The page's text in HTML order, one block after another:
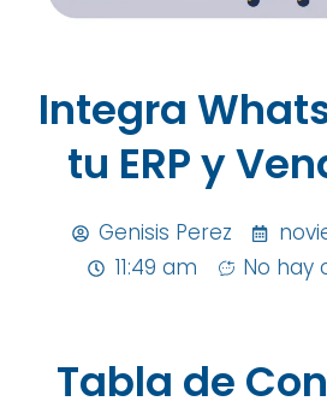
Integra
tu ERP y
Genisis Perez
11:49 am
No hay
Tabla de